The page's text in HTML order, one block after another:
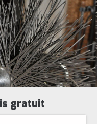
gratuit